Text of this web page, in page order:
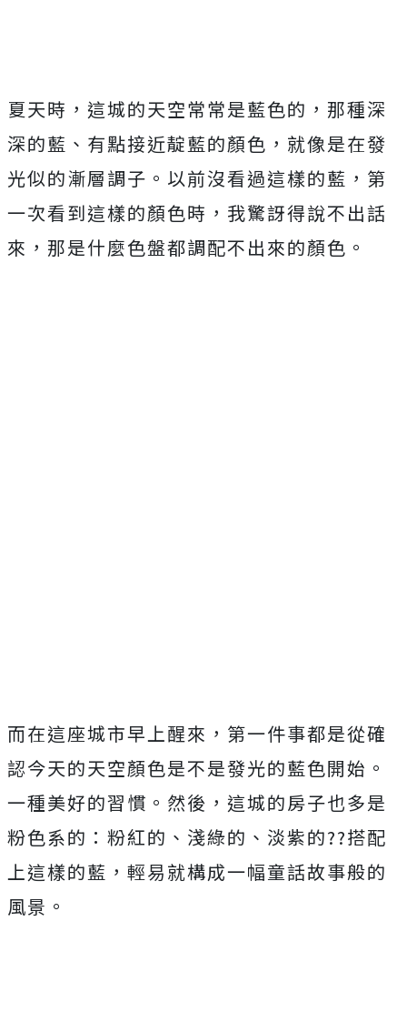
夏天時，這城的天空常常是藍色的，那種深
深的藍、有點接近靛藍的顏色，就像是在發
光似的漸層調子。以前沒看過這樣的藍，第
一次看到這樣的顏色時，我驚訝得說不出話
來，那是什麼色盤都調配不出來的顏色。
而在這座城市早上醒來，第一件事都是從確
認今天的天空顏色是不是發光的藍色開始。
一種美好的習慣。然後，這城的房子也多是
粉色系的：粉紅的、淺綠的、淡紫的??搭配
上這樣的藍，輕易就構成一幅童話故事般的
風景。